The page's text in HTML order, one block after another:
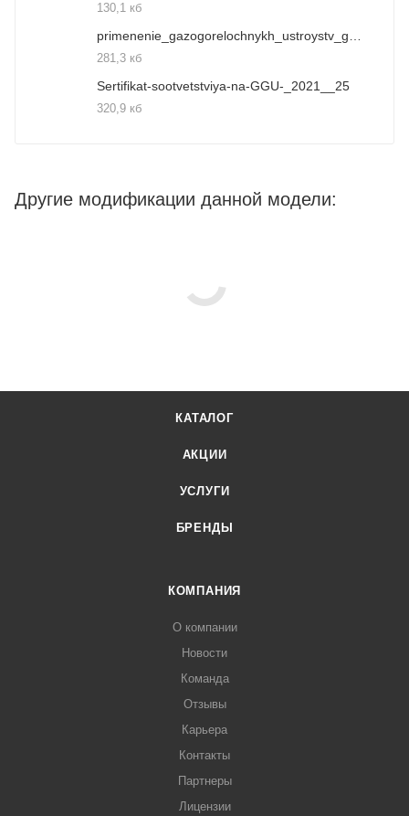
130,1 кб
primenenie_gazogorelochnykh_ustroystv_ggu__39
281,3 кб
Sertifikat-sootvetstviya-na-GGU-_2021__25
320,9 кб
Другие модификации данной модели:
КАТАЛОГ
АКЦИИ
УСЛУГИ
БРЕНДЫ
КОМПАНИЯ
О компании
Новости
Команда
Отзывы
Карьера
Контакты
Партнеры
Лицензии